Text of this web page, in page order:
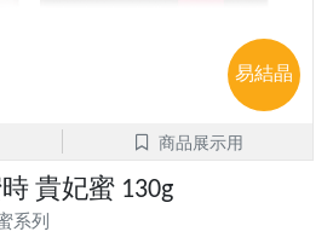
易結晶
商品展示用
貴妃蜜 130g
系列